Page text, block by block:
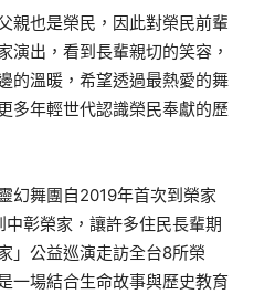
親也是榮民，因此對榮民前輩
演出，看到長輩親切的笑容，
的溫暖，希望透過最熱愛的舞
多年輕世代認識榮民奉獻的歷
幻舞團自2019年首次到榮家
彰榮家，讓許多住民長輩期
」公益巡演走訪全台8所榮
一場結合生命故事與歷史教育